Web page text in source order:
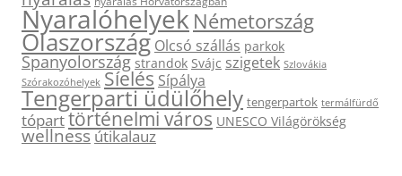
Nyaralóhelyek Németország
Olaszország Olcsó szállás parkok
Spanyolország strandok Svájc szigetek Szlovákia
Szórakozóhelyek Síelés Sípálya
Tengerparti üdülőhely tengerpartok termálfürdő
tóparttörténelmi város UNESCO Világörökség
wellnessútikalauz